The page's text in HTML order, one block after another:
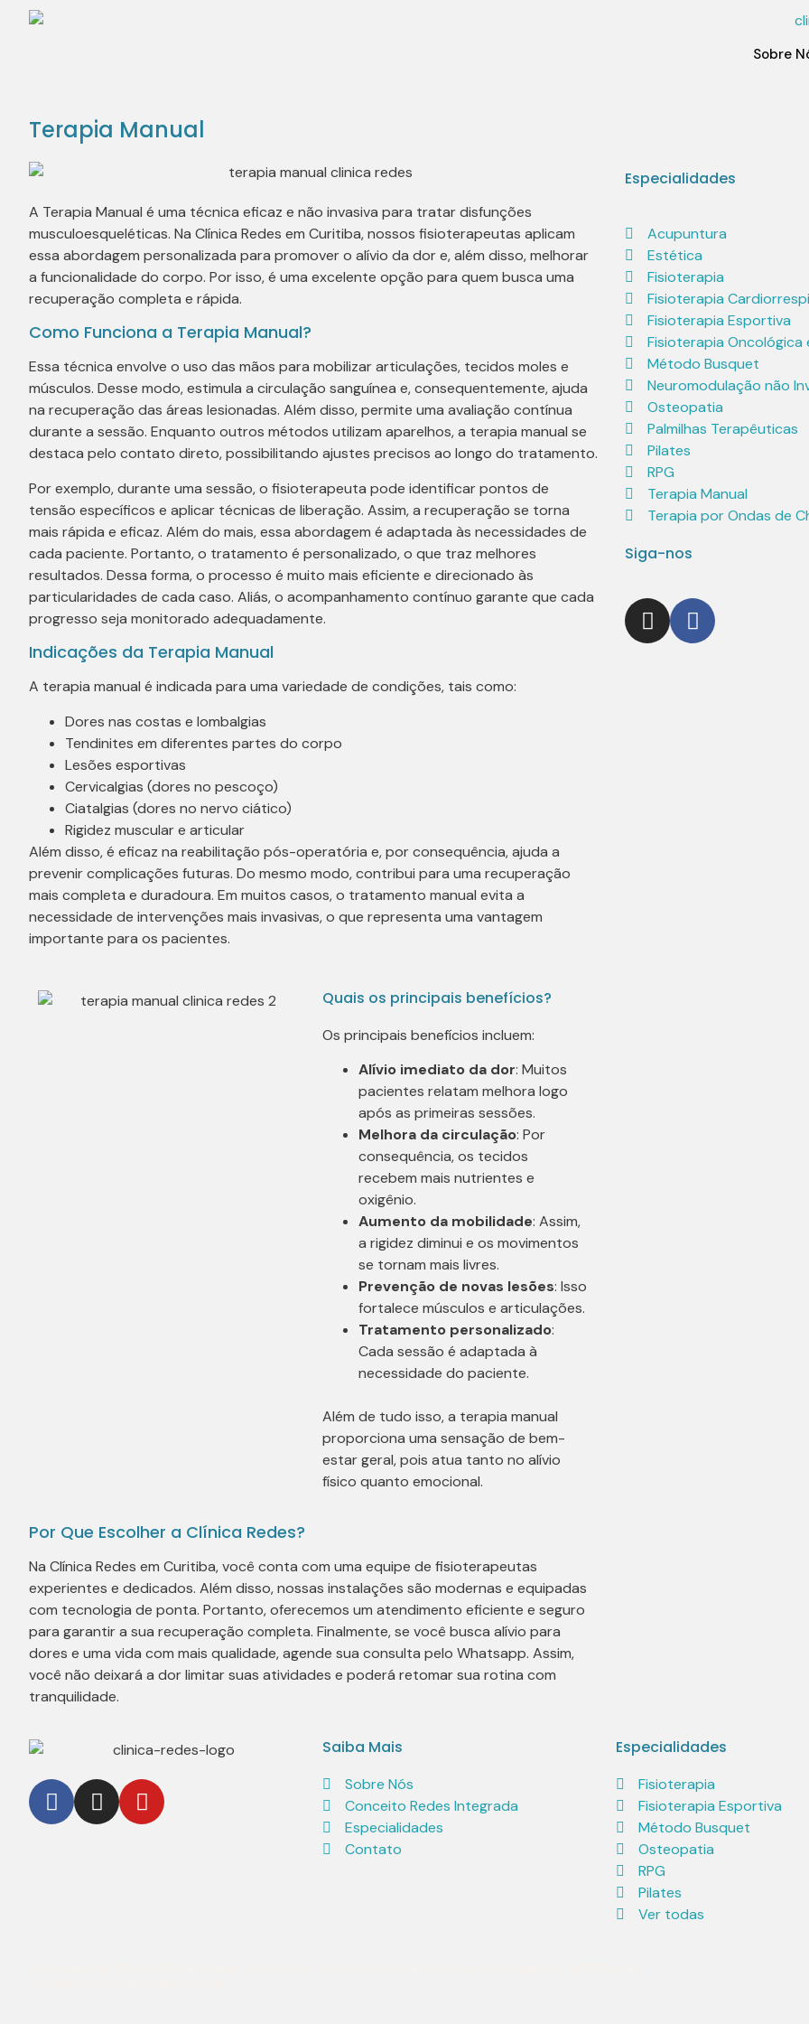
Sobre
Terapia Manual
A Terapia Manual é uma técnica eficaz e não invasiva para tratar disfunções
musculoesqueléticas. Na Clínica Redes em Curitiba, nossos fisioterapeutas aplicam
essa abordagem personalizada para promover o alívio da dor e, além disso, melhorar
a funcionalidade do corpo. Por isso, é uma excelente opção para quem busca uma
recuperação completa e rápida.
Como Funciona a Terapia Manual?
Essa técnica envolve o uso das mãos para mobilizar articulações, tecidos moles e
músculos. Desse modo, estimula a circulação sanguínea e, consequentemente, ajuda
na recuperação das áreas lesionadas. Além disso, permite uma avaliação contínua
durante a sessão. Enquanto outros métodos utilizam aparelhos, a terapia manual se
destaca pelo contato direto, possibilitando ajustes precisos ao longo do tratamento.
Por exemplo, durante uma sessão, o fisioterapeuta pode identificar pontos de
tensão específicos e aplicar técnicas de liberação. Assim, a recuperação se torna
mais rápida e eficaz. Além do mais, essa abordagem é adaptada às necessidades de
cada paciente. Portanto, o tratamento é personalizado, o que traz melhores
resultados. Dessa forma, o processo é muito mais eficiente e direcionado às
particularidades de cada caso. Aliás, o acompanhamento contínuo garante que cada
progresso seja monitorado adequadamente.
Indicações da Terapia Manual
A terapia manual é indicada para uma variedade de condições, tais como:
Dores nas costas e lombalgias
Tendinites em diferentes partes do corpo
Lesões esportivas
Cervicalgias (dores no pescoço)
Ciatalgias (dores no nervo ciático)
Rigidez muscular e articular
Além disso, é eficaz na reabilitação pós-operatória e, por consequência, ajuda a
prevenir complicações futuras. Do mesmo modo, contribui para uma recuperação
mais completa e duradoura. Em muitos casos, o tratamento manual evita a
necessidade de intervenções mais invasivas, o que representa uma vantagem
importante para os pacientes.
Quais os principais benefícios?
Os principais benefícios incluem:
Alívio imediato da dor: Muitos
pacientes relatam melhora logo
após as primeiras sessões.
Melhora da circulação: Por
consequência, os tecidos
recebem mais nutrientes e
oxigênio.
Aumento da mobilidade: Assim,
a rigidez diminui e os movimentos
se tornam mais livres.
Prevenção de novas lesões: Isso
fortalece músculos e articulações.
Tratamento personalizado:
Cada sessão é adaptada à
necessidade do paciente.
Além de tudo isso, a terapia manual
proporciona uma sensação de bem-
estar geral, pois atua tanto no alívio
físico quanto emocional.
Por Que Escolher a Clínica Redes?
Na Clínica Redes em Curitiba, você conta com uma equipe de fisioterapeutas
experientes e dedicados. Além disso, nossas instalações são modernas e equipadas
com tecnologia de ponta. Portanto, oferecemos um atendimento eficiente e seguro
para garantir a sua recuperação completa. Finalmente, se você busca alívio para
dores e uma vida com mais qualidade, agende sua consulta pelo Whatsapp. Assim,
você não deixará a dor limitar suas atividades e poderá retomar sua rotina com
tranquilidade.
Especialidades
Acupuntura
Estética
Fisioterapia
Fisioterapia
Fisioterapia Esportiva
Fisioterapia Oncológica
Método Busquet
Neuromodulação não
Osteopatia
Palmilhas Terapêuticas
Pilates
RPG
Terapia Manual
Terapia por Ondas de
Siga-nos
Saiba Mais
Sobre Nós
Conceito Redes Integrada
Especialidades
Contato
Especialidades
Fisioterapia
Fisioterapia Esportiva
Método Busquet
Osteopatia
RPG
Pilates
Ver todas